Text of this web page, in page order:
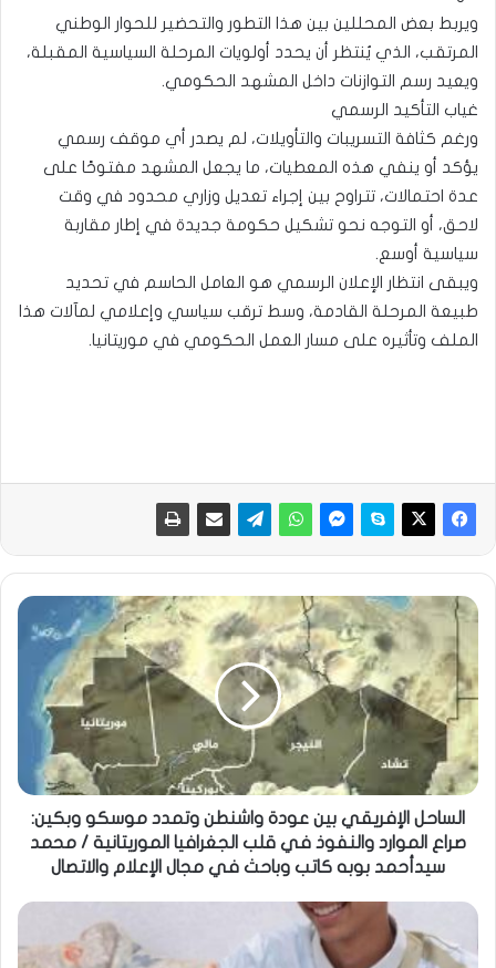
ويربط بعض المحللين بين هذا التطور والتحضير للحوار الوطني
المرتقب، الذي يُنتظر أن يحدد أولويات المرحلة السياسية المقبلة،
ويعيد رسم التوازنات داخل المشهد الحكومي.
غياب التأكيد الرسمي
ورغم كثافة التسريبات والتأويلات، لم يصدر أي موقف رسمي
يؤكد أو ينفي هذه المعطيات، ما يجعل المشهد مفتوحًا على
عدة احتمالات، تتراوح بين إجراء تعديل وزاري محدود في وقت
لاحق، أو التوجه نحو تشكيل حكومة جديدة في إطار مقاربة
سياسية أوسع.
ويبقى انتظار الإعلان الرسمي هو العامل الحاسم في تحديد
طبيعة المرحلة القادمة، وسط ترقب سياسي وإعلامي لمآلات هذا
الملف وتأثيره على مسار العمل الحكومي في موريتانيا.
الساحل الإفريقي بين عودة واشنطن وتمدد موسكو وبكين:
صراع الموارد والنفوذ في قلب الجغرافيا الموريتانية / محمد
سيدأحمد بوبه كاتب وباحث في مجال الإعلام والاتصال